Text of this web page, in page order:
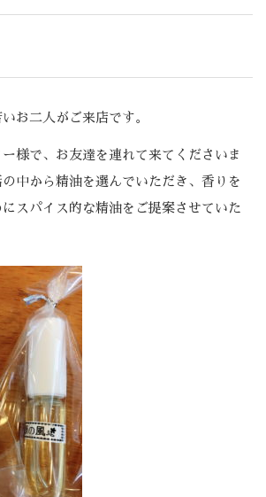
お二人がご来店です。
様で、お友達を連れて来てくださいま
中から精油を選んでいただき、香りを
スパイス的な精油をご提案させていた